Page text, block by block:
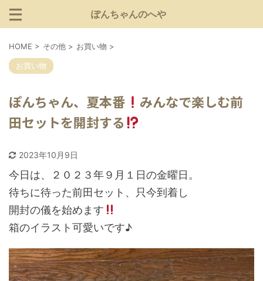
ぽんちゃんのへや
HOME > その他 > お買い物 >
お買い物
ぽんちゃん、夏本番
みんなで楽しむ前
田セットを開封する
2023年10月9日
今日は、２０２３年９月１日の金曜日。
待ちに待った前田セット、只今到着し
開封の儀を始めます
箱のイラスト可愛いです♪